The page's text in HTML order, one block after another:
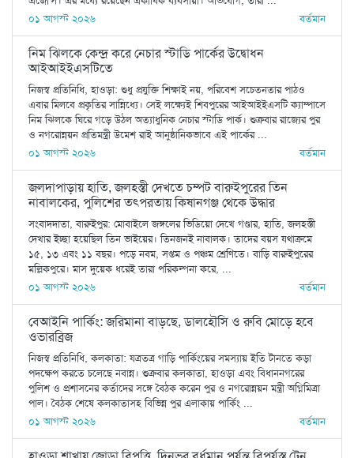
০১ আগস্ট ২০২৬
বর্তমান
নিম ঝিলকে কেন্দ্র করে নেচার স্টাডি পার্কের উদ্বোধন
আইআইইএসটিতে
নিজস্ব প্রতিনিধি, হাওড়া: শুধু প্রযুক্তি শিক্ষাই নয়, পরিবেশ সচেতনতার পাঠও
এবার মিলবে প্রকৃতির সান্নিধ্যে। সেই লক্ষ্যেই শিবপুরের আইআইইএসটি ক্যাম্পাসে
নিম ঝিলকে ঘিরে গড়ে উঠল অত্যাধুনিক নেচার স্টাডি পার্ক। শুক্রবার রাজ্যের পুর
ও নগরোন্নয়ন প্রতিমন্ত্রী উমেশ রাই আনুষ্ঠানিকভাবে এই পার্কের ...
০১ আগস্ট ২০২৬
বর্তমান
জলদাপাড়ায় হাতি, জলহস্তী দেখতে চম্পট বারুইপুরের তিন
নাবালকের, পুলিশের তৎপরতায় কিষানগঞ্জ থেকে উদ্ধার
সংবাদদাতা, বারুইপুর: মোবাইলে জঙ্গলের ভিডিয়ো দেখে গণ্ডার, হাতি, জলহস্তী
দেখার ইচ্ছা হয়েছিল তিন ভাইয়ের। তিনজনই নাবালক। তাদের বয়স যথাক্রমে
১৫, ১৩ এবং ১১ বছর। পড়ে নবম, সপ্তম ও পঞ্চম শ্রেণিতে। বাড়ি বারুইপুরের
মল্লিকপুরে। মাস দুয়েক ধরেই তারা পরিকল্পনা করে, ...
০১ আগস্ট ২০২৬
বর্তমান
বেআইনি পার্কিং: জরিমানা বাড়ছে, ডালহৌসি ও রুবি মোড়ে হবে
ওভারব্রিজ
নিজস্ব প্রতিনিধি, কলকাতা: যত্রতত্র গাড়ি পার্কিংয়ের সমস্যায় ইতি টানতে কড়া
পদক্ষেপ করতে চলেছে নবান্ন। শুক্রবার কলকাতা, হাওড়া এবং বিধাননগরের
পুলিশ ও প্রশাসনের কর্তাদের সঙ্গে বৈঠক করেন পুর ও নগরোন্নয়ন মন্ত্রী অগ্নিমিত্রা
পাল। বৈঠক শেষে কলকাতাসহ বিভিন্ন পুর এলাকায় পার্কিং ...
০১ আগস্ট ২০২৬
বর্তমান